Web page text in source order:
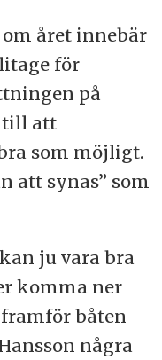
om året innebär
för
på
till att
som möjligt.
att synas” som
ju vara bra
komma ner
båten
några